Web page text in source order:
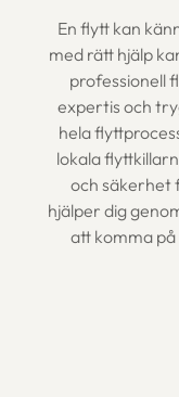
En flytt kan
med rätt hjälp
professionell
expertis och
hela
lokala
och säkerhet
hjälper dig
att komma